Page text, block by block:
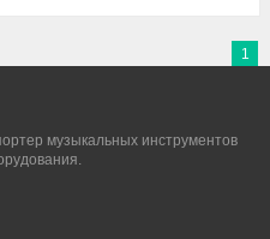
1
музыкальных инструментов